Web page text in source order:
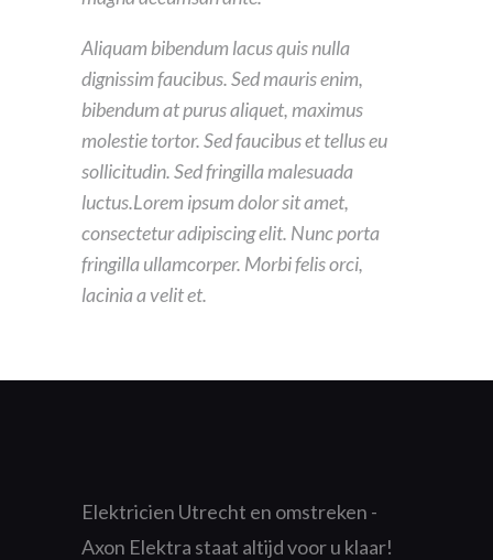
Aliquam bibendum lacus quis nulla
dignissim faucibus. Sed mauris enim,
bibendum at purus aliquet, maximus
molestie tortor. Sed faucibus et tellus eu
sollicitudin. Sed fringilla malesuada
luctus.Lorem ipsum dolor sit amet,
consectetur adipiscing elit. Nunc porta
fringilla ullamcorper. Morbi felis orci,
lacinia a velit et.
Elektricien Utrecht en omstreken -
Axon Elektra staat altijd voor u klaar!